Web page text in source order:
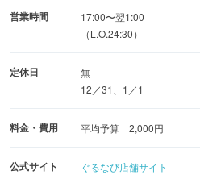
営業時間
17:00〜翌1:00
（L.O.24:30）
定休日
無
12／31、1／1
料金・費用 平均予算 2,000円
公式サイト ぐるなび店舗サイト